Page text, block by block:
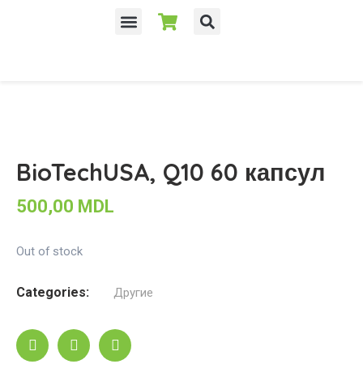
BioTechUSA, Q10 60 капсул
500,00 MDL
Out of stock
Categories: Другие